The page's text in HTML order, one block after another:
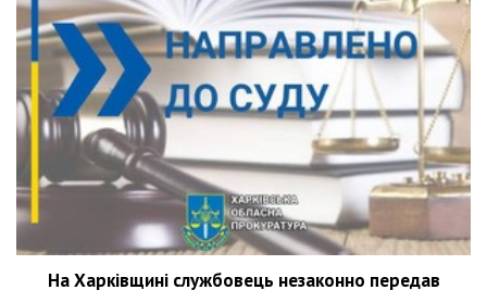
На Харківщині службовець незаконно передав